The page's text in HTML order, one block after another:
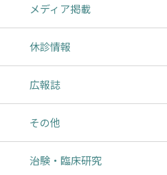
メディア掲載
休診情報
広報誌
その他
治験・臨床研究